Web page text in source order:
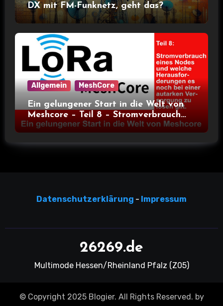
DX mit FM-Funknetz, geht das?
Allgemein MeshCore
Ein gelungener Start in die Welt von
Meshcore – Teil 8 – Stromverbrauch
bei verschiedenen Nodes
Datenschutzerklärung - Impressum
26269.de
Multimode Hessen/Rheinland Pfalz (Z05)
© Copyright 2025 Blogier. All Rights Reserved. by